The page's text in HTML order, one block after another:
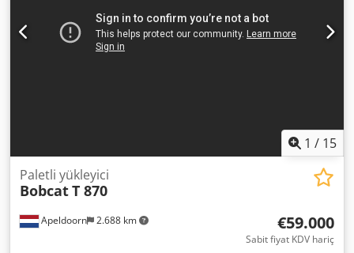
hidrolik devre - Çalışma lambası - Fan - Çamurluklar - Palet
çatalları - Hızlı değişim - Uyarı lambası - Destek ayakları =
Notlar = Aktarma organı Emisyon seviyesi: Stage V / Tier IV
1 / 15
Apeldoorn 2.688 km
Paletli yükleyici
BobcatT 870
€59.000
Sabit fiyat KDV hariç